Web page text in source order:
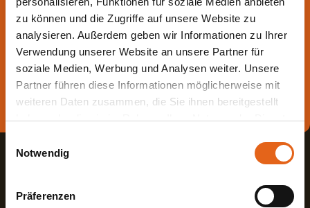
zu können und die Zugriffe auf unsere Website zu
analysieren. Außerdem geben wir Informationen zu Ihrer
Verwendung unserer Website an unsere Partner für
soziale Medien, Werbung und Analysen weiter. Unsere
Partner führen diese Informationen möglicherweise mit
weiteren Daten zusammen, die Sie ihnen bereitgestellt
haben oder die sie im Rahmen Ihrer Nutzung der Dienste
Bitte beachten Sie, dass einige der Partner auch Daten in
Drittländer übermitteln können, in denen möglicherweise
ein anderes Datenschutzniveau besteht als in der EU.
Notwendig
Präferenzen
beraten.
Die beste Beratung ist die persönliche - von einem Haas
Fachberater in Ihrer Nähe!
Direkt Termin vereinbaren